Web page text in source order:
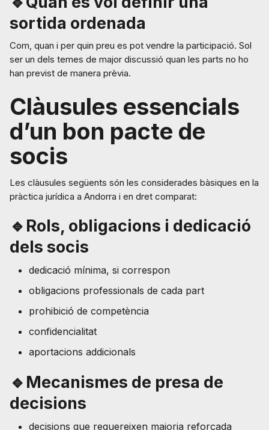
sortida ordenada
Com, quan i per quin preu es pot vendre la participació. Sol
ser un dels temes de major discussió quan les parts no ho
han previst de manera prèvia.
Clàusules essencials
d’un bon pacte de
socis
Les clàusules següents són les considerades bàsiques en la
pràctica jurídica a Andorra i en dret comparat:
🔹Rols, obligacions i dedicació
dels socis
dedicació mínima, si correspon
obligacions professionals de cada part
prohibició de competència
confidencialitat
aportacions addicionals
🔹Mecanismes de presa de
decisions
decisions que requereixen majoria reforçada